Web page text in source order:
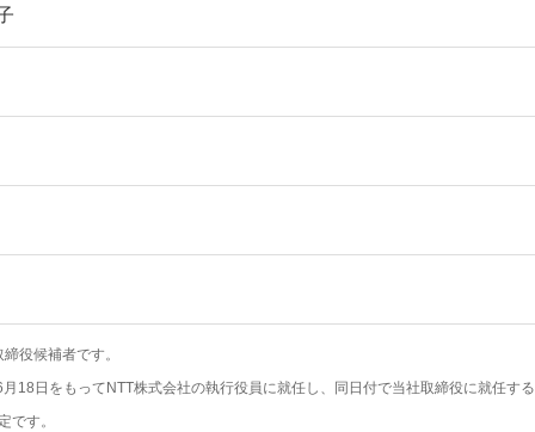
役候補者です。
18日をもってNTT株式会社の執行役員に就任し、同日付で当社取締役に就任す
です。